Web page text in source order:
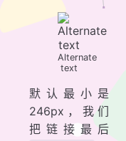
Alternate
text
默认最小是
246px，我们
把链接最后